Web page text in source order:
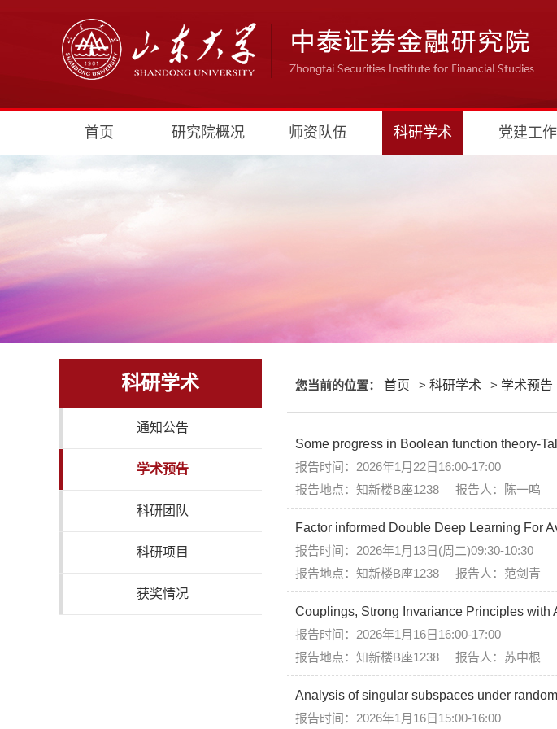
首页 研究院概况 师资队伍 科研学术 党建工作
科研学术
通知公告
学术预告
科研团队
科研项目
获奖情况
您当前的位置： 首页 > 科研学术 > 学术预告
Some progress in Boolean function theory-
报告时间：2026年1月22日16:00-17:00
报告地点：知新楼B座1238 报告人：陈一鸣
Factor informed Double Deep Learning For
报告时间：2026年1月13日(周二)09:30-10:30
报告地点：知新楼B座1238 报告人：范剑青
Couplings, Strong Invariance Principles
报告时间：2026年1月16日16:00-17:00
报告地点：知新楼B座1238 报告人：苏中根
Analysis of singular subspaces under
报告时间：2026年1月16日15:00-16:00